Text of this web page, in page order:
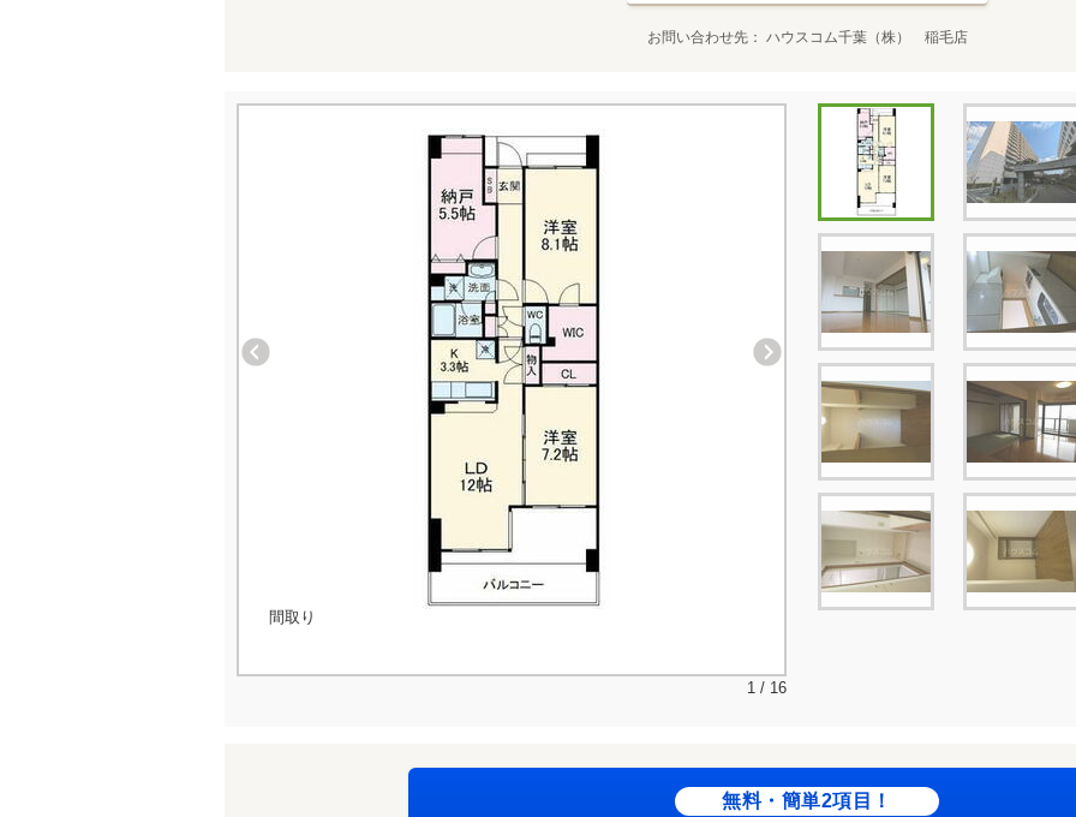
お問い合わせ先 ハウスコム千葉（株） 稲毛店
間取り
1 / 16
無料・簡単2項目！